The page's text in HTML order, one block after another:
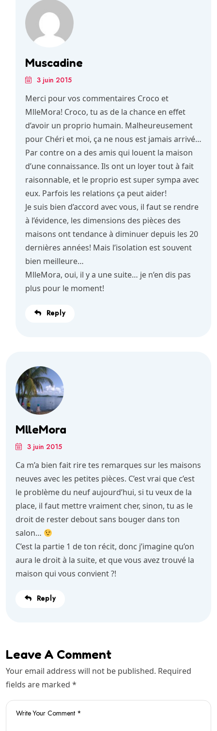
Muscadine
3 juin 2015
Merci pour vos commentaires Croco et
MlleMora! Croco, tu as de la chance en effet
d’avoir un proprio humain. Malheureusement
pour Chéri et moi, ça ne nous est jamais arrivé…
Par contre on a des amis qui louent la maison
d’une connaissance. Ils ont un loyer tout à fait
raisonnable, et le proprio est super sympa avec
eux. Parfois les relations ça peut aider!
Je suis bien d’accord avec vous, il faut se rendre
à l’évidence, les dimensions des pièces des
maisons ont tendance à diminuer depuis les 20
dernières années! Mais l’isolation est souvent
bien meilleure…
MlleMora, oui, il y a une suite… je n’en dis pas
plus pour le moment!
Reply
MlleMora
3 juin 2015
Ca m’a bien fait rire tes remarques sur les maisons
neuves avec les petites pièces. C’est vrai que c’est
le problème du neuf aujourd’hui, si tu veux de la
place, il faut mettre vraiment cher, sinon, tu as le
droit de rester debout sans bouger dans ton
salon…
C’est la partie 1 de ton récit, donc j’imagine qu’on
aura le droit à la suite, et que vous avez trouvé la
maison qui vous convient ?!
Reply
Leave A Comment
Your email address will not be published. Required
fields are marked *